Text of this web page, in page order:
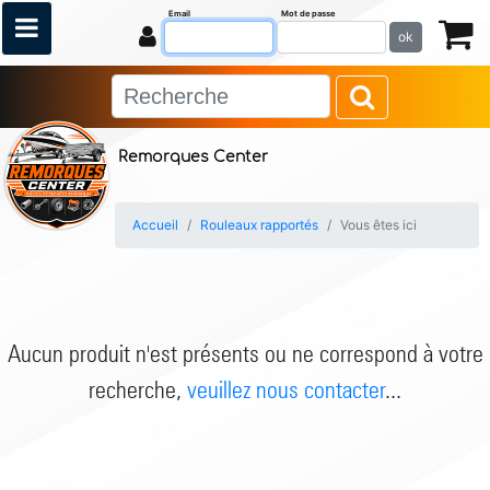
Remorques Center
Email Mot de passe
ok
Accueil Rouleaux rapportés Vous êtes ici
Aucun produit n'est présents ou ne correspond à votre
recherche, veuillez nous contacter...